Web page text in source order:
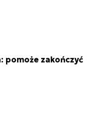
pomoże zakończyć